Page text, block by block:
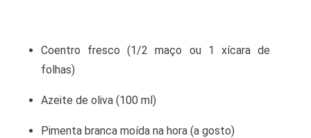
Coentro fresco (1/2 maço ou 1 xícara de
folhas)
Azeite de oliva (100 ml)
Pimenta branca moída na hora (a gosto)